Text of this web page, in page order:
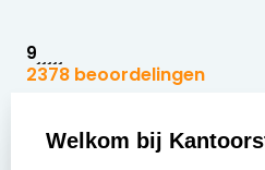
9
2378 beoordelingen
Zakelijk:
Welkom bij